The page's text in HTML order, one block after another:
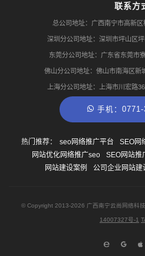
联系方
总公司地址：广西南宁市高新
深圳分公司地址：深圳市坪山区
东莞分公司地址：广东省东莞市
佛山分公司地址：佛山市南海区新
上海分公司地址：上海市川宏路
手机：
热门推荐： seo网络推广平台 SEO网
网站优化网络推广seo
SEO网站推
网站建设案例
公司企业网站建
© Copyright 2013-2026 广西南宁云尚网络科
14007327号-1